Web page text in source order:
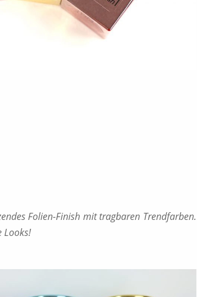
Folien-Finish mit tragbaren Trendfarben.
Looks!